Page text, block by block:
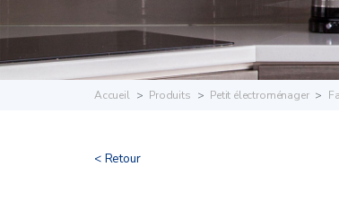
Accueil Produits Petit électroménager
< Retour